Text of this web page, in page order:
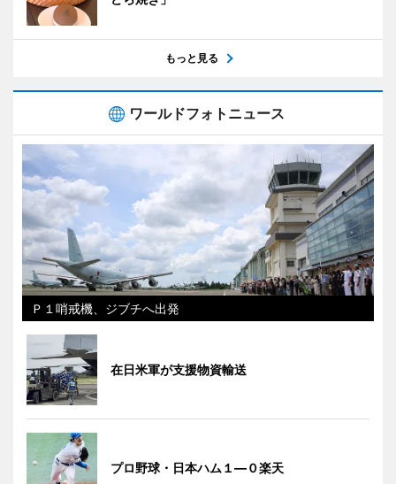
もっと見る
ワールドフォトニュース
Ｐ１哨戒機、ジブチへ出発
在日米軍が支援物資輸送
プロ野球・日本ハム１―０楽天